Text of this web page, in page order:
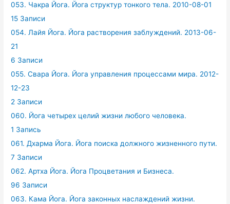
053. Чакра Йога. Йога структур тонкого тела. 2010-08-01
15 Записи
054. Лайя Йога. Йога растворения заблуждений. 2013-06-
21
6 Записи
055. Свара Йога. Йога управления процессами мира. 2012-
12-23
2 Записи
060. Йога четырех целий жизни любого человека.
1 Запись
061. Дхарма Йога. Йога поиска должного жизненного пути.
7 Записи
062. Артха Йога. Йога Процветания и Бизнеса.
96 Записи
063. Кама Йога. Йога законных наслаждений жизни.